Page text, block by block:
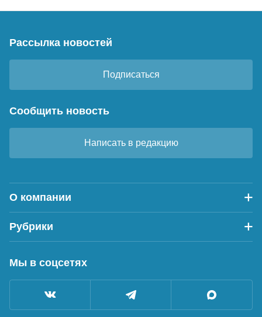
Рассылка новостей
Подписаться
Сообщить новость
Написать в редакцию
О компании
Рубрики
Мы в соцсетях